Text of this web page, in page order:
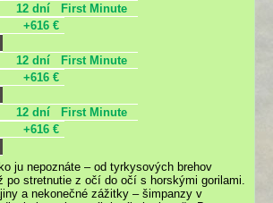
12 dní
First Minute
+616 €
12 dní
First Minute
+616 €
12 dní
First Minute
+616 €
ju nepoznáte – od tyrkysových brehov
po stretnutie z očí do očí s horskými gorilami.
a nekonečné zážitky – šimpanzy v